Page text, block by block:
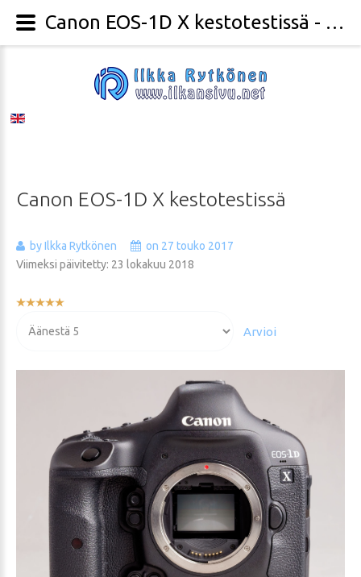
Canon EOS-1D X kestotestissä
by Ilkka Rytkönen
on 27 touko 2017
Viimeksi päivitetty: 23 lokakuu 2018
Käyttäjän
arvioida
Canon EOS-1D X kestotestissä - Valokuvaaja Ilkka Rytkönen